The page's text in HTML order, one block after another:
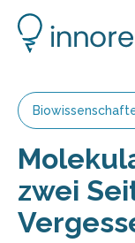
zwei